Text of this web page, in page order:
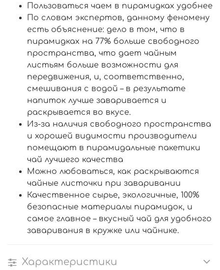
Пользоваться чаем в пирамидках удобнее
По словам экспертов, данному феномену
есть объяснение: дело в том, что в
пирамидках на 77% больше свободного
пространства, что дает чайным
листьям больше возможности для
передвижения, и, соответственно,
смешивания с водой – в результате
напиток лучше заваривается и
раскрывается во вкусе.
Из-за наличия свободного пространства
и хорошей видимости производители
помещают в пирамидальные пакетики
чай лучшего качества
Можно любоваться, как раскрываются
чайные листочки при заваривании
Качественное сырье, экологичные, 100%
безопасные материалы пирамидок, и
самое главное – вкусный чай для удобного
заваривания в кружке или чайнике.
Характеристики